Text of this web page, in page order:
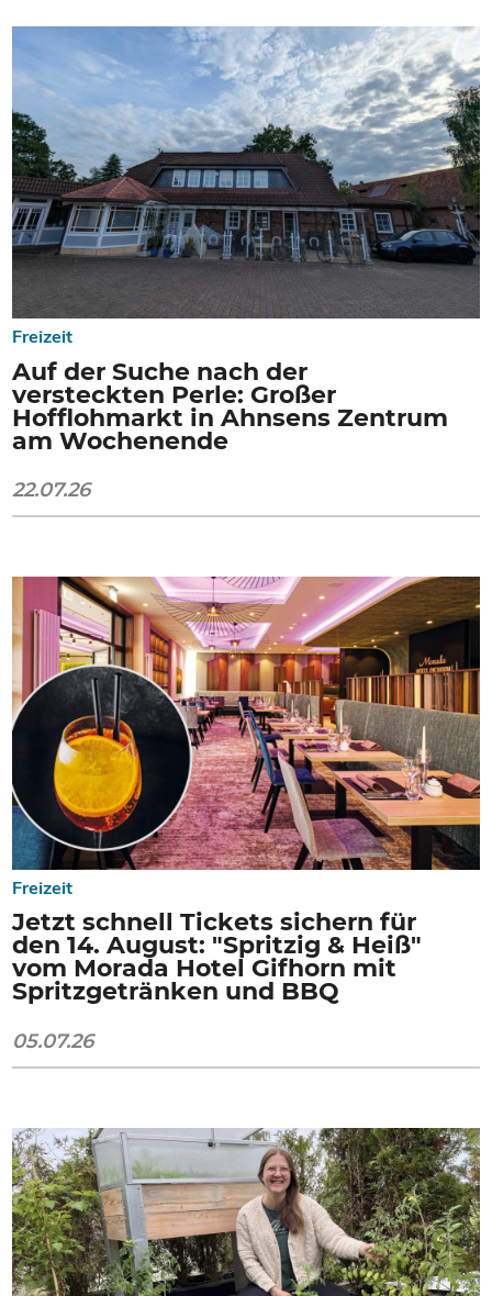
Freizeit
Auf der Suche nach der
versteckten Perle: Großer
Hofflohmarkt in Ahnsens Zentrum
am Wochenende
22.07.26
Freizeit
Jetzt schnell Tickets sichern für
den 14. August: "Spritzig & Heiß"
vom Morada Hotel Gifhorn mit
Spritzgetränken und BBQ
05.07.26